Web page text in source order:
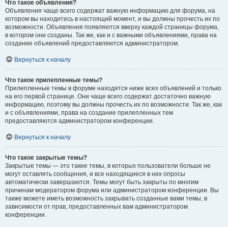
Что такое объявления?
Объявления чаще всего содержат важную информацию для форума, на
котором вы находитесь в настоящий момент, и вы должны прочесть их по
возможности. Объявления появляются вверху каждой страницы форума,
в котором они созданы. Так же, как и с важными объявлениями, права на
создание объявлений предоставляются администратором.
Вернуться к началу
Что такое прилепленные темы?
Прилепленные темы в форуме находятся ниже всех объявлений и только
на его первой странице. Они чаще всего содержат достаточно важную
информацию, поэтому вы должны прочесть их по возможности. Так же, как
и с объявлениями, права на создание прилепленных тем
предоставляются администратором конференции.
Вернуться к началу
Что такое закрытые темы?
Закрытые темы — это такие темы, в которых пользователи больше не
могут оставлять сообщения, и все находящиеся в них опросы
автоматически завершаются. Темы могут быть закрыты по многим
причинам модератором форума или администратором конференции. Вы
также можете иметь возможность закрывать созданные вами темы, в
зависимости от прав, предоставленных вам администратором
конференции.